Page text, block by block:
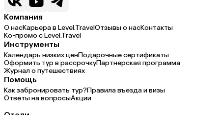
Компания
О насКарьера в Level.TravelОтзывы о насКонтакты
Ко-промо с Level.Travel
Инструменты
Календарь низких ценПодарочные сертификаты
Оформить тур в рассрочкуПартнерская программа
Журнал о путешествиях
Помощь
Как забронировать тур?Правила въезда и визы
Ответы на вопросыАкции